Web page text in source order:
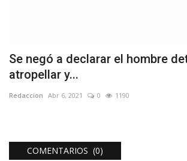
Se negó a declarar el hombre
atropellar y...
Redaccion Abr 6, 2021 0 1190
COMENTARIOS (0)